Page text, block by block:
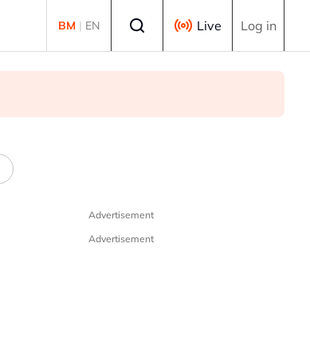
BM | EN Live Log in
Advertisement
Advertisement